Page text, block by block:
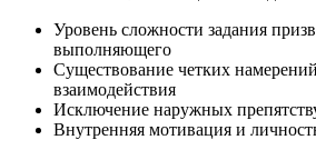
Уровень сложности задания
выполняющего
Существование четких
взаимодействия
Исключение наружных
Внутренняя мотивация и